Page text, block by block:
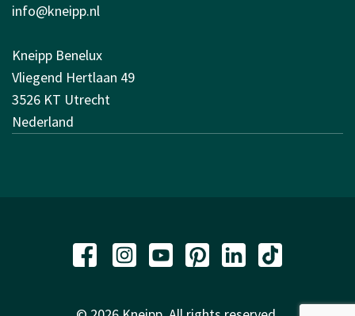
info@kneipp.nl
Kneipp Benelux
Vliegend Hertlaan 49
3526 KT Utrecht
Nederland